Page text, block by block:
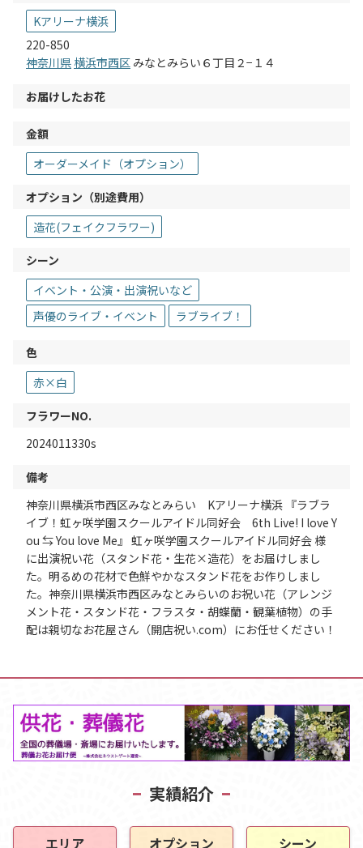
Kアリーナ横浜
220-850
神奈川県横浜市西区 みなとみらい６丁目２−１４
お届けしたお花
金額
オーダーメイド（オプション）
オプション（別途費用）
造花(フェイクフラワー)
シーン
イベント・公演・出演祝いなど
声優のライブ・イベント
ラブライブ！
色
赤×白
フラワーNO.
2024011330s
備考
神奈川県横浜市西区みなとみらい Kアリーナ横浜 『ラブラ
イブ！虹ヶ咲学園スクールアイドル同好会 6th Live! I love Y
ou ⇆ You love Me』 虹ヶ咲学園スクールアイドル同好会 様
に出演祝い花（スタンド花・生花×造花）をお届けしまし
た。明るめの花材で色鮮やかなスタンド花をお作りしまし
た。神奈川県横浜市西区みなとみらいのお祝い花（アレンジ
メント花・スタンド花・フラスタ・胡蝶蘭・観葉植物）の手
配は親切なお花屋さん（開店祝い.com）にお任せください！
実績紹介
エリア オプション シーン